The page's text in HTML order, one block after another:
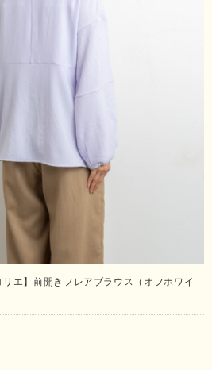
エ】前開きフレアブラウス（オフホワイ